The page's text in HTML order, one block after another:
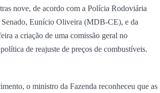
nove, de acordo com a Polícia Rodoviária
Senado, Eunício Oliveira (MDB-CE), e da
a criação de uma comissão geral no
de reajuste de preços de combustíveis.
o ministro da Fazenda reconheceu que as